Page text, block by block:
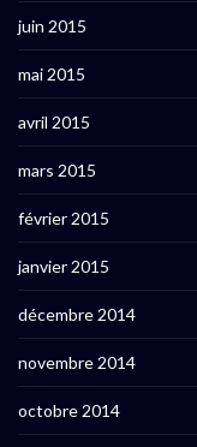
juin 2015
mai 2015
avril 2015
mars 2015
février 2015
janvier 2015
décembre 2014
novembre 2014
octobre 2014